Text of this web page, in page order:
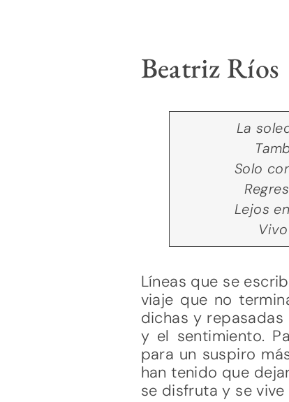
Beatriz Ríos
La
Solo
Lejos
Líneas que se
viaje que no
dichas y
y el sentimiento.
para un suspiro
han tenido que
se disfruta y se vive